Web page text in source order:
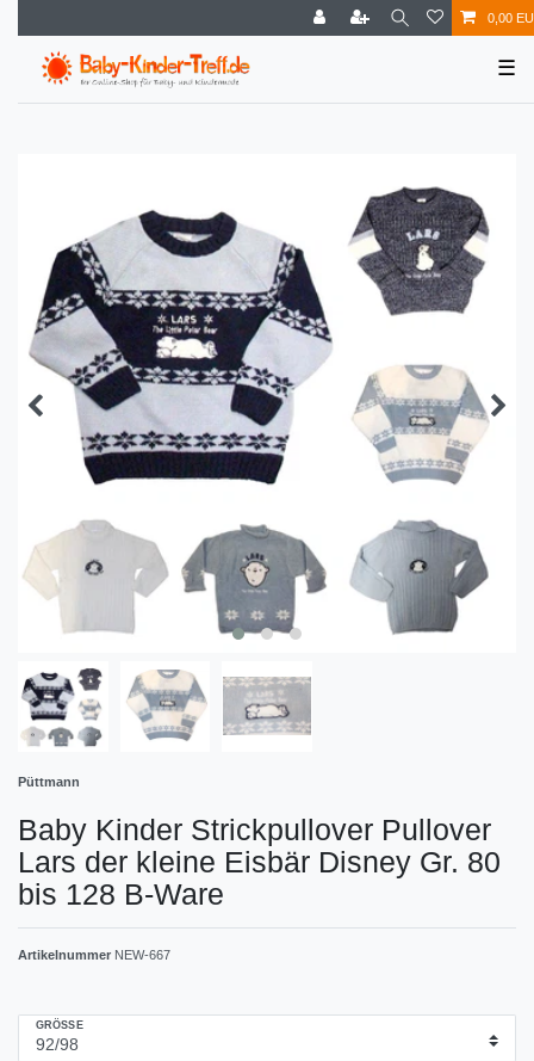
0,00
☰
Püttmann
Baby Kinder Strickpullover Pullover
Lars der kleine Eisbär Disney Gr. 80
bis 128 B-Ware
Artikelnummer NEW-667
GRÖSSE